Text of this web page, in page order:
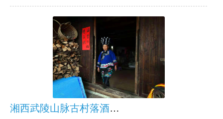
湘西武陵山脉古村落酒坊和中国的最后一位压寨夫人